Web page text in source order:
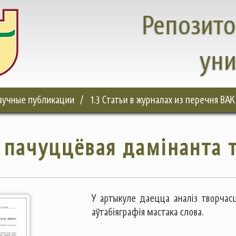
публикации 1.3 Статьи в журналах из перечня ВАК
дамінанта
У артыкуле даецца аналіз
аўтабіяграфія мастака слова.